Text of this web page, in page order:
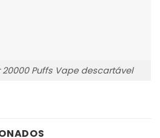
Puffs Vape descartável